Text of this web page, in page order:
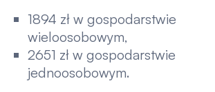
1894 zł w gospodarstwie
wieloosobowym,
2651 zł w gospodarstwie
jednoosobowym.